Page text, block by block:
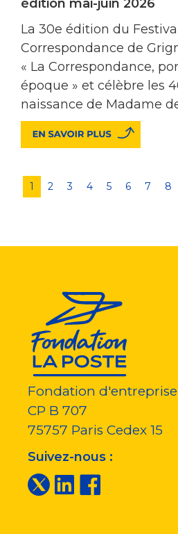
édition mai-juin 2026
La 30e édition du
Correspondance de
« La Correspondance,
époque » et célèbre les
naissance de Madame
Pagination
Page
courante
1 Page
2 Page
3 Page
4 Page
5 Page
6 Page
7 8
Fondation d'entreprise
CP B 707
75757 Paris Cedex 15
Suivez-nous :